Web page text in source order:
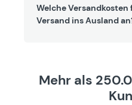
Welche Versandkosten
Versand ins Ausland
Mehr als